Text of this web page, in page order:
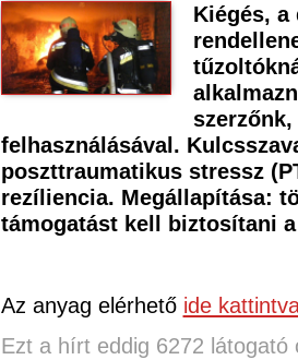
Kiégés, a
felhasználásával.
poszttraumatikus stressz
rezíliencia. Megállapítása:
támogatást kell biztosítani
Az anyag elérhető ide
Ezt a hírt eddig 6272 látogató